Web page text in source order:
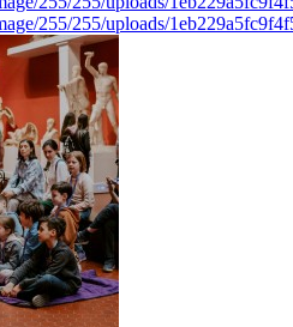
255/255/uploads/